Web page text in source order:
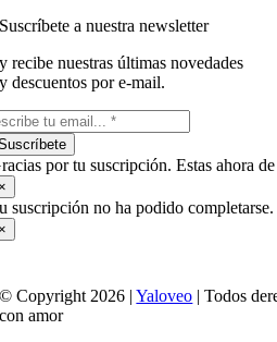
Suscríbete a nuestra newsletter
y recibe nuestras últimas novedades
y descuentos por e-mail.
por tu suscripción. Estas ahora
suscripción no ha podido
© Copyright 2026 |Yaloveo | Todos
con amor